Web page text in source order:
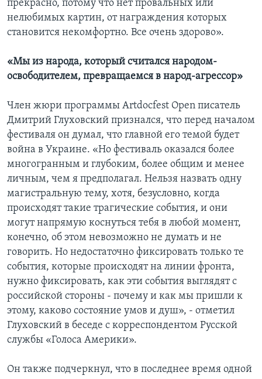
прекрасно, потому что нет провальных или
нелюбимых картин, от награждения которых
становится некомфортно. Все очень здорово».
«Мы из народа, который считался народом-
освободителем, превращаемся в народ-агрессор»
Член жюри программы Artdocfest Open писатель
Дмитрий Глуховский признался, что перед началом
фестиваля он думал, что главной его темой будет
война в Украине. «Но фестиваль оказался более
многогранным и глубоким, более общим и менее
личным, чем я предполагал. Нельзя назвать одну
магистральную тему, хотя, безусловно, когда
происходят такие трагические события, и они
могут напрямую коснуться тебя в любой момент,
конечно, об этом невозможно не думать и не
говорить. Но недостаточно фиксировать только те
события, которые происходят на линии фронта,
нужно фиксировать, как эти события выглядят с
российской стороны - почему и как мы пришли к
этому, каково состояние умов и душ», - отметил
Глуховский в беседе с корреспондентом Русской
службы «Голоса Америки».
Он также подчеркнул, что в последнее время одной